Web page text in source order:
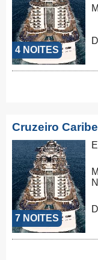
4 NOITES
Cruzeiro Caribe
7 NOITES